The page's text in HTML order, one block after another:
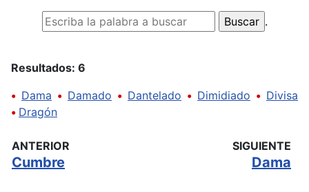
.
Resultados: 6
• Dama • Damado • Dantelado • Dimidiado • Divisa
• Dragón
ANTERIOR
Cumbre
SIGUIENTE
Dama